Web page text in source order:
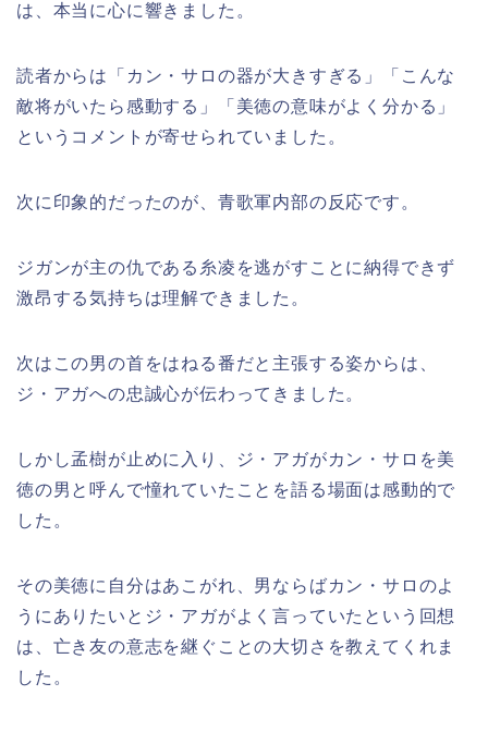
は、本当に心に響きました。
読者からは「カン・サロの器が大きすぎる」「こんな
敵将がいたら感動する」「美徳の意味がよく分かる」
というコメントが寄せられていました。
次に印象的だったのが、青歌軍内部の反応です。
ジガンが主の仇である糸凌を逃がすことに納得できず
激昂する気持ちは理解できました。
次はこの男の首をはねる番だと主張する姿からは、
ジ・アガへの忠誠心が伝わってきました。
しかし孟樹が止めに入り、ジ・アガがカン・サロを美
徳の男と呼んで憧れていたことを語る場面は感動的で
した。
その美徳に自分はあこがれ、男ならばカン・サロのよ
うにありたいとジ・アガがよく言っていたという回想
は、亡き友の意志を継ぐことの大切さを教えてくれま
した。